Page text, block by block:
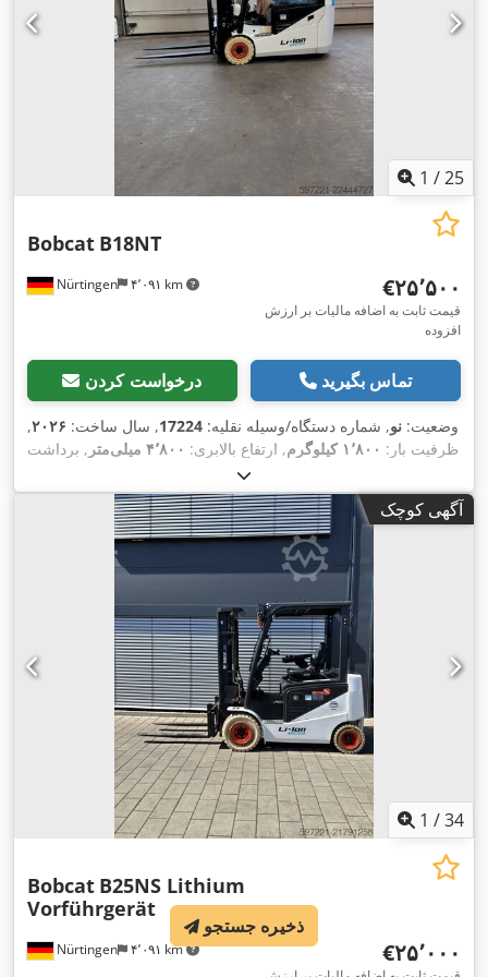
1 /25
Nürtingen ۴٬۰۹۱ km
Bobcat B18NT
‎€۲۵٬۵۰۰
قیمت ثابت به اضافه مالیات بر ارزش
افزوده
درخواست کردن تماس بگیرید
وضعیت: نو, شماره دستگاه/وسیله نقلیه: 17224, سال ساخت: ۲۰۲۶,
ظرفیت بار: ۱٬۸۰۰ کیلوگرم , ارتفاع بالابری: ۴٬۸۰۰ میلی‌متر
, برداشت
, مرکز ثقل بار:
برقی, نوع دکل:تریپلکس, ارتفاع سازه:۲٬۲۱۵ میلی‌متر
, ولتاژ باتری:
, طول شاخک‌ها:۱٬۱۵۰ میلی‌متر , اندازه لاستیک جلو:
, سایز تایر عقب:16x6-8 weiss ۳٬۴۶۰ کیلوگرم
آگهی کوچک
1 /34
Nürtingen ۴٬۰۹۱ km
Bobcat B25NS Lithium
Vorführgerät
‎€۲۵٬۰۰۰
ذخیره جستجو